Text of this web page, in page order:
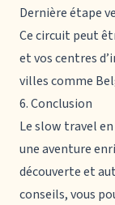
Dernière étape
Ce circuit peut
et vos centres
villes comme
6. Conclusion
Le slow travel
une aventure
découverte et
conseils, vous